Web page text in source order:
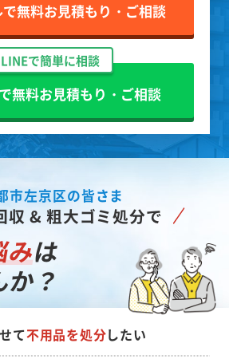
で無料お見積もり・ご相談
LINEで簡単に相談
無料お見積もり・ご相談
市左京区の皆さま
収 & 粗大ゴミ処分で
みは
？
て不用品を処分したい